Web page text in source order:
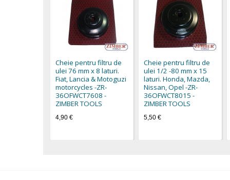
Cheie pentru filtru de
ulei 76 mm x 8 laturi.
Fiat, Lancia & Motoguzi
motorcycles -ZR-
36OFWCT7608 -
ZIMBER TOOLS
4,90 €
Cheie pentru filtru de
ulei 1/2 -80 mm x 15
laturi. Honda, Mazda,
Nissan, Opel -ZR-
36OFWCT8015 -
ZIMBER TOOLS
5,50 €